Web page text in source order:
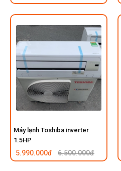
Máy lạnh Toshiba inverter
1.5HP
5.990.000đ 6.500.000đ